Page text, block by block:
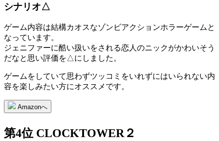
シナリオ△
ゲーム内容は結構カオスなゾンビアクションホラーゲームと
なっています。
ジェニファーに酷い扱いをされる恋人のニックがかわいそう
だなと思い評価を△にしました。
ゲームをしていて思わずツッコミをいれずにはいられない内
容を楽しみたい方にオススメです。
Amazonへ
第4位 CLOCKTOWER２